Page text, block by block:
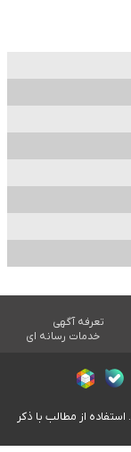
تعرفه آگهی
خدمات رسانه ای
از مطالب با ذکر